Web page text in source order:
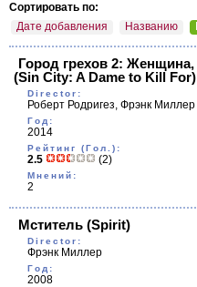
Сортировать по:
Дате добавления
Названию
Город грехов 2: Женщина,
(Sin City: A Dame to Kill For)
Director:
Роберт Родригез, Фрэнк Миллер
Год:
2014
Рейтинг (Гол.):
2.5 (2)
Мнений:
2
Мститель (Spirit)
Director:
Фрэнк Миллер
Год:
2008